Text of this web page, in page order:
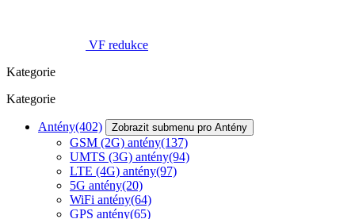
VF redukce
Kategorie
Kategorie
Antény(402) Zobrazit submenu pro Antény
GSM (2G) antény(137)
UMTS (3G) antény(94)
LTE (4G) antény(97)
5G antény(20)
WiFi antény(64)
GPS antény(65)